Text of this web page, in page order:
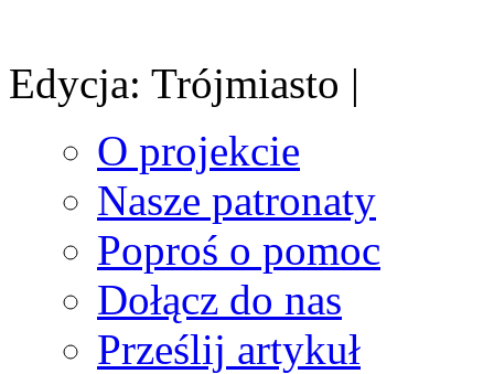
Edycja: Trójmiasto |
O projekcie
Nasze patronaty
Poproś o pomoc
Dołącz do nas
Prześlij artykuł